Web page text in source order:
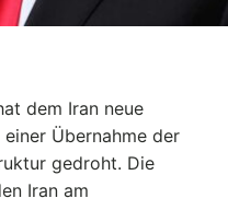
dem Iran neue
Übernahme der
gedroht. Die
Iran am